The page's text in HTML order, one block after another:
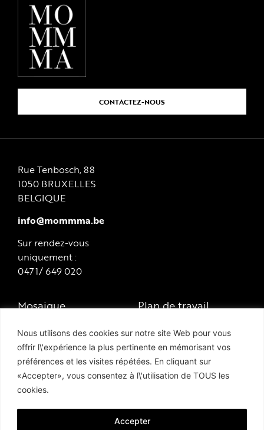
Nous utilisons des cookies sur notre site Web pour vous
offrir l\'expérience la plus pertinente en mémorisant vos
préférences et les visites répétées. En cliquant sur
«Accepter», vous consentez à l\'utilisation de TOUS les
cookies.
Accepter
CONTACTEZ-NOUS
Rue Tenbosch, 88
1050 BRUXELLES
BELGIQUE
info@mommma.be
Sur rendez-vous
uniquement :
0471/ 649 020
Mosaique
Marbre et pierre
naturelle
Carrelage et grès
cérame
Lave émaillée
Plan de travail
Piscine et terrasse
Hammam
Politique de vie
Cookie Policy